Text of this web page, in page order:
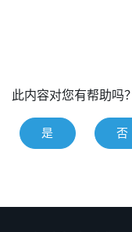
此内容对您有帮助吗？
是 否